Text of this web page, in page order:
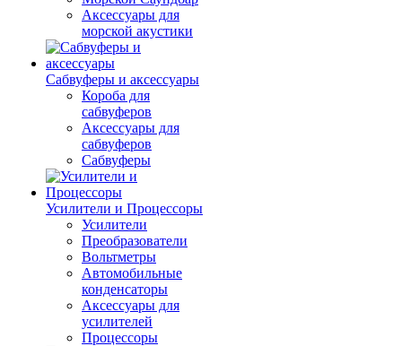
Аксессуары для
морской акустики
Сабвуферы и аксессуары
Короба для
сабвуферов
Аксессуары для
сабвуферов
Сабвуферы
Усилители и Процессоры
Усилители
Преобразователи
Вольтметры
Автомобильные
конденсаторы
Аксессуары для
усилителей
Процессоры